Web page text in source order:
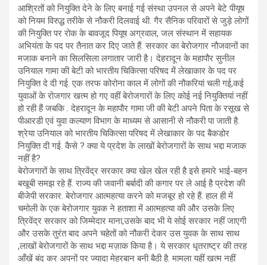
आश्रितों को नियुक्ति देने के लिए बनाई गई संस्था उपनल से अपने बेटे पीयूष
को नियम विरुद्ध तरीके से नौकरी दिलवाई थी. गैर सैनिक परिवारों से जुड़े लोगों
की नियुक्ति पर रोक के बावजूद पियूष अग्रवाल, जल संस्थान में सहायक
अभियंता के पद पर तैनात कर दिए जाते हैं. सरकार का बेरोजगार नौजवानों का
मजाक बनाने का सिलसिला लगातार जारी है। देहरादून के महापौर सुनील
उनियाल गामा की बेटी को भारतीय चिकित्सा परिषद में लेखाकार के पद पर
नियुक्ति दे दी गई. एक तरफ कोरोना काल में लोगों की नौकरियां चली गई,कई
युवाओं के रोजगार खत्म हो गए वहीं बेरोजगारों के लिए कोई नई नियुक्तियां नहीं
हो रही हैं जबकि . देहरादून के महापौर गामा जी की बेटी अपने पिता के रसूख से
पीआरडी एवं युवा कल्याण विभाग के माध्यम से आसानी से नौकरी पा जाती है.
श्रेया उनियाल को भारतीय चिकित्सा परिषद में लेखाकार के पद बैकडोर
नियुक्ति दी गई. कैसे ? क्या ये प्रदेश के लाखों बेरोजगारों के साथ भद्दा मजाक
नहीं है?
बेरोजगारों के साथ त्रिवेंद्र सरकार क्या खेल खेल रही है इसे हमारे भाई-बहन
बखूबी समझ रहे हैं. राज्य की जवानी बर्बादी की कगार पर ले आई है प्रदेश की
बीजेपी सरकार. बेरोजगार आत्महत्या करने को मजबूर हो रहे हैं. हाल ही में
चमोली के एक बेरोजगार युवक ने हताशा में आत्महत्या की और उसके लिए
त्रिवेंद्र सरकार को जिम्मेदार माना,उसके बाद भी ये सोई सरकार नहीं जाएगी
और उसके तुरंत बाद अपने चहेतों को नौकरी देकर उस युवक के साथ साथ
,लाखों बेरोजगारों के साथ भद्दा मज़ाक किया है। ये सरकार धृतराष्ट्र की तरह
आँखें बंद कर अपनों पर ज्यादा मेहरबान बनी बैठी है. मामला यहीं खत्म नहीं